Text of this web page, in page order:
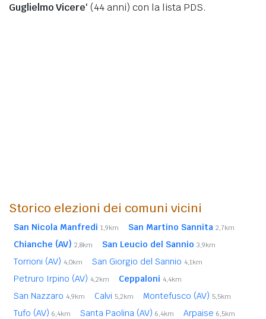
Guglielmo Vicere' (44 anni) con la lista PDS.
Storico elezioni dei comuni vicini
San Nicola Manfredi 1,9km San Martino Sannita 2,7km
Chianche (AV) 2,8km San Leucio del Sannio 3,9km
Torrioni (AV) 4,0km San Giorgio del Sannio 4,1km
Petruro Irpino (AV) 4,2km Ceppaloni 4,4km
San Nazzaro 4,9km Calvi 5,2km Montefusco (AV) 5,5km
Tufo (AV) 6,4km Santa Paolina (AV) 6,4km Arpaise 6,5km